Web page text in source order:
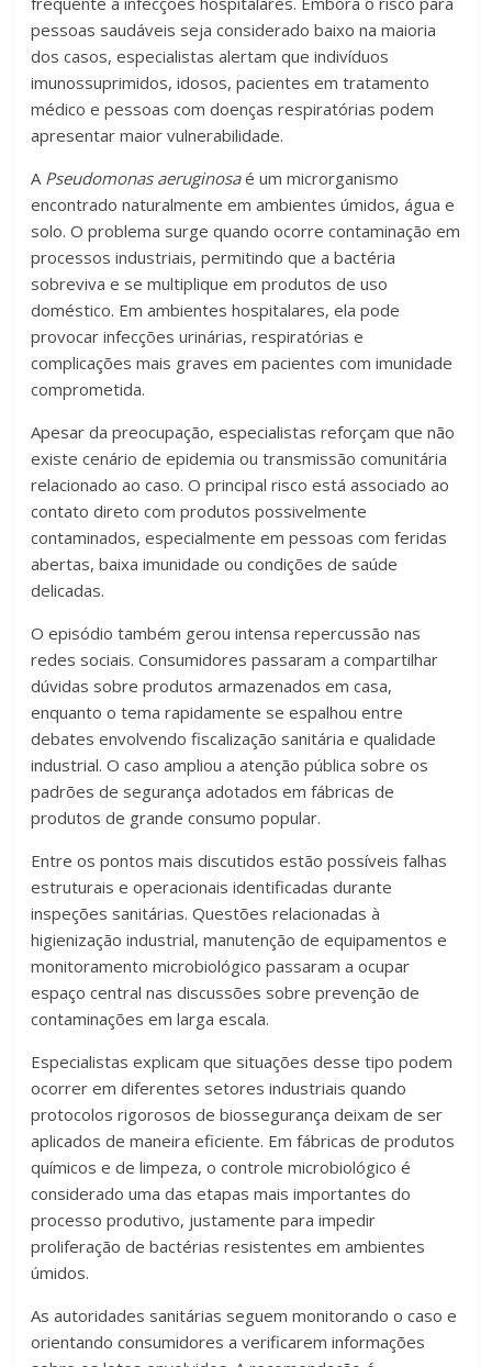
pessoas saudáveis seja considerado baixo na maioria
dos casos, especialistas alertam que indivíduos
imunossuprimidos, idosos, pacientes em tratamento
médico e pessoas com doenças respiratórias podem
apresentar maior vulnerabilidade.
A Pseudomonas aeruginosaé um microrganismo
encontrado naturalmente em ambientes úmidos, água e
solo. O problema surge quando ocorre contaminação em
processos industriais, permitindo que a bactéria
sobreviva e se multiplique em produtos de uso
doméstico. Em ambientes hospitalares, ela pode
provocar infecções urinárias, respiratórias e
complicações mais graves em pacientes com imunidade
comprometida.
Apesar da preocupação, especialistas reforçam que não
existe cenário de epidemia ou transmissão comunitária
relacionado ao caso. O principal risco está associado ao
contato direto com produtos possivelmente
contaminados, especialmente em pessoas com feridas
abertas, baixa imunidade ou condições de saúde
delicadas.
O episódio também gerou intensa repercussão nas
redes sociais. Consumidores passaram a compartilhar
dúvidas sobre produtos armazenados em casa,
enquanto o tema rapidamente se espalhou entre
debates envolvendo fiscalização sanitária e qualidade
industrial. O caso ampliou a atenção pública sobre os
padrões de segurança adotados em fábricas de
produtos de grande consumo popular.
Entre os pontos mais discutidos estão possíveis falhas
estruturais e operacionais identificadas durante
inspeções sanitárias. Questões relacionadas à
higienização industrial, manutenção de equipamentos e
monitoramento microbiológico passaram a ocupar
espaço central nas discussões sobre prevenção de
contaminações em larga escala.
Especialistas explicam que situações desse tipo podem
ocorrer em diferentes setores industriais quando
protocolos rigorosos de biossegurança deixam de ser
aplicados de maneira eficiente. Em fábricas de produtos
químicos e de limpeza, o controle microbiológico é
considerado uma das etapas mais importantes do
processo produtivo, justamente para impedir
proliferação de bactérias resistentes em ambientes
úmidos.
As autoridades sanitárias seguem monitorando o caso e
orientando consumidores a verificarem informações